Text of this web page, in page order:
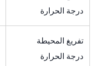
درجة الحرارة
تفريغ المحيطة
درجة الحرارة